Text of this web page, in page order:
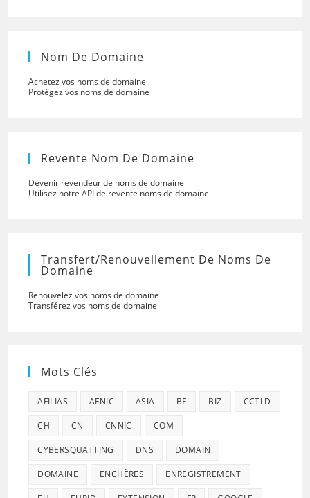
Nom De Domaine
Achetez vos noms de domaine
Protégez vos noms de domaine
Revente Nom De Domaine
Devenir revendeur de noms de domaine
Utilisez notre API de revente noms de domaine
Transfert/renouvellement De Noms De
Domaine
Renouvelez vos noms de domaine
Transférez vos noms de domaine
Mots Clés
AFILIAS AFNIC ASIA BE BIZ CCTLD
CH CN CNNIC COM
CYBERSQUATTING DNS DOMAIN
DOMAINE ENCHÈRES ENREGISTREMENT